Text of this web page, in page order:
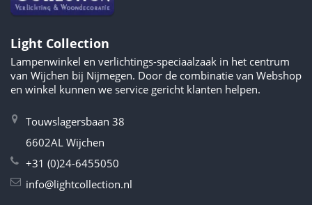
Light Collection
Lampenwinkel en verlichtings-speciaalzaak in het centrum
van Wijchen bij Nijmegen. Door de combinatie van Webshop
en winkel kunnen we service gericht klanten helpen.
Touwslagersbaan 38
6602AL Wijchen
+31 (0)24-6455050
info@lightcollection.nl